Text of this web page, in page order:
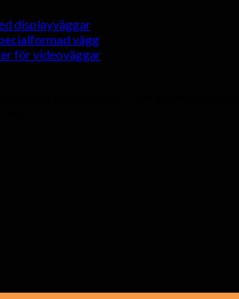
displayväggar
vägg
för videoväggar